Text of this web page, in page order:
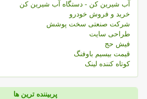
آب شیرین کن - دستگاه آب شیرین کن
خرید و فروش خودرو
شرکت صنعتی سخت پوشش
طراحی سایت
فیش حج
قیمت بیسیم باوفنگ
کوتاه کننده لینک
پربیننده ترین ها